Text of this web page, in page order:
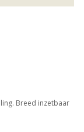
Breed inzetbaar